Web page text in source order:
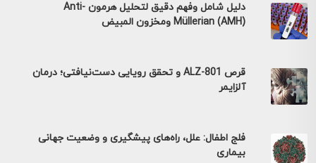
دليل شامل وفهم دقيق لتحليل هرمون Anti-
Müllerian (AMH) ومخزون المبيض
قرص ALZ-801 و تحقق رویایی دست‌نیافتی؛ درمان
آلزایمر
فلج اطفال: علل، راه‌های پیشگیری و وضعیت جهانی
بیماری